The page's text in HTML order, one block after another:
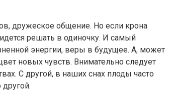
дружеское общение. Но если крона
решать в одиночку. И самый
энергии, веры в будущее. А, может
новых чувств. Внимательно следует
С другой, в наших снах плоды часто